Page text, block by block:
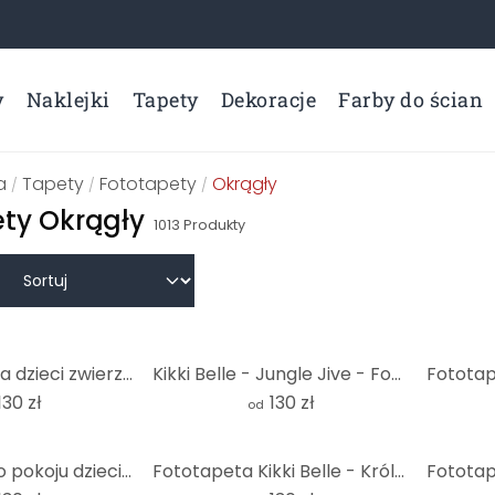
Naklejki Tapety Dekoracje Farby do ścian
/Tapety / Fototapety /Okrągły
Okrągły 1013 Produkty
Fototapeta dla dzieci zwierzęta morskie w głębi oceanu - Oliver Robins - Round - tapeta flizelinowa/
zł
Kikki Belle - Jungle Jive - Fototapeta okrągła - tapeta flizelinowa/tapeta flizelinowa samoprzylepna
od 130 zł
Fototapeta do pokoju dziecięcego bajkowy las z jednorożcami - Kikki Belle - okrągła - tapeta flizeli Fototapeta Kikki Belle - Król niedźwiedzi - okrągła - tapeta flizelinowa/tapeta flizelinowa samoprzy